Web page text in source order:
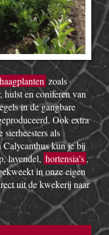
haagplanten zoals
hulst en coniferen van
in de gangbare
Ook extra
als
Calycanthus kun je bij
lavendel, hortensia’s,
in onze eigen
uit de kwekerij naar